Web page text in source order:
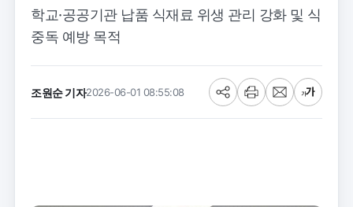
학교·공공기관 납품 식재료 위생 관리 강화 및 식
중독 예방 목적
조원순 기자2026-06-01 08:55:08
공
유
프
린
메
일
글
씨